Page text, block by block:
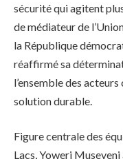
sécurité qui agitent
de médiateur de
la République
réaffirmé sa
l’ensemble des
solution durable.
Figure centrale des
Lacs, Yoweri Museveni